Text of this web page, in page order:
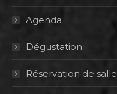
Agenda
Dégustation
Réservation de salle